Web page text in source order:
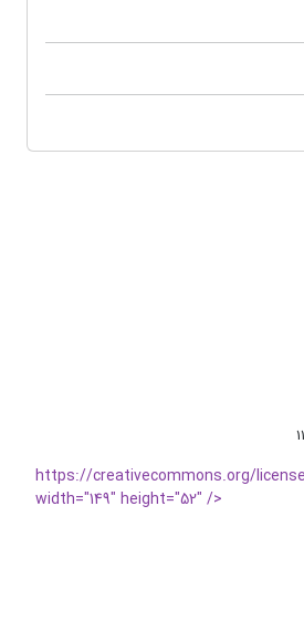
https://creativecommons.org/
width="149" height="52" />